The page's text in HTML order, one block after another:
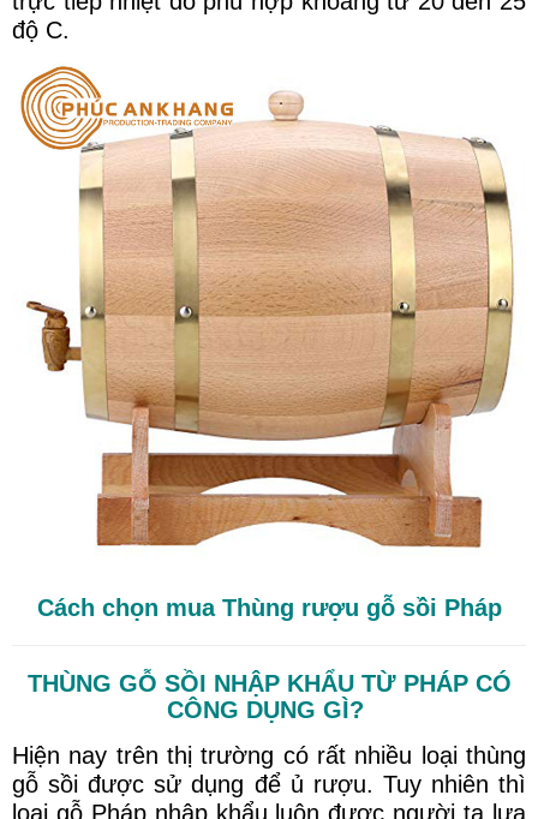
độ C.
Cách chọn mua Thùng rượu gỗ sồi Pháp
THÙNG GỖ SỒI NHẬP KHẨU TỪ PHÁP CÓ
CÔNG DỤNG GÌ?
Hiện nay trên thị trường có rất nhiều loại thùng
gỗ sồi được sử dụng để ủ rượu. Tuy nhiên thì
loại gỗ Pháp nhập khẩu luôn được người ta lựa